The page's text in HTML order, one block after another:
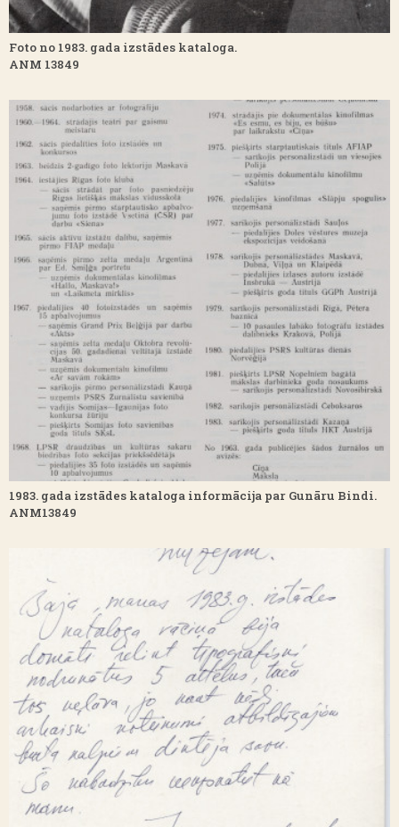
Foto no 1983. gada izstādes kataloga.
ANM 13849
1983. gada izstādes kataloga informācija par Gunāru Bindi.
ANM13849